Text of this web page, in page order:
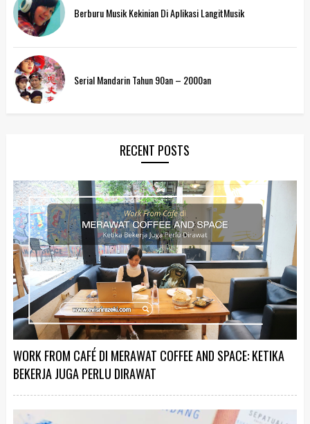
Berburu Musik Kekinian Di Aplikasi LangitMusik
Serial Mandarin Tahun 90an – 2000an
RECENT POSTS
WORK FROM CAFÉ DI MERAWAT COFFEE AND SPACE: KETIKA
BEKERJA JUGA PERLU DIRAWAT